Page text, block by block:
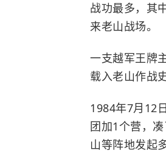
战功最多，其
来老山战场。
一支越军王牌
载入老山作战
1984年7月12
团加1个营，
山等阵地发起